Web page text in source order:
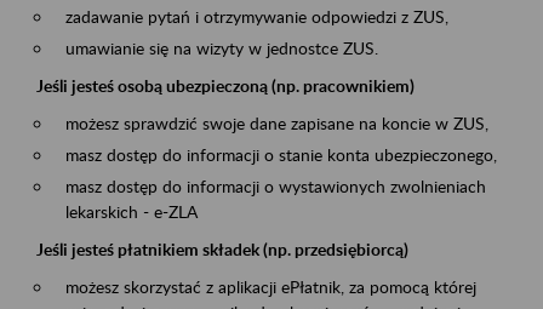
zadawanie pytań i otrzymywanie odpowiedzi z ZUS,
umawianie się na wizyty w jednostce ZUS.
Jeśli jesteś osobą ubezpieczoną (np. pracownikiem)
możesz sprawdzić swoje dane zapisane na koncie w ZUS,
masz dostęp do informacji o stanie konta ubezpieczonego,
masz dostęp do informacji o wystawionych zwolnieniach
lekarskich - e-ZLA
Jeśli jesteś płatnikiem składek (np. przedsiębiorcą)
możesz skorzystać z aplikacji ePłatnik, za pomocą której